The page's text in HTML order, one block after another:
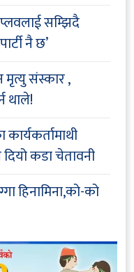
सम्झिदै
नै छ’
मृत्यु संस्कार ,
थाले!
कडा चेतावनी
हिनामिना,को-को